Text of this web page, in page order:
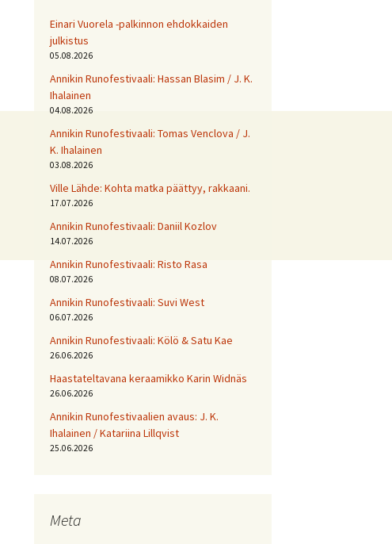
Einari Vuorela -palkinnon ehdokkaiden
julkistus
05.08.2026
Annikin Runofestivaali: Has­san Bla­sim / J. K.
Ihalainen
04.08.2026
Annikin Runofestivaali: Tomas Venclova / J.
K. Ihalainen
03.08.2026
Ville Lähde: Kohta matka päättyy, rakkaani.
17.07.2026
Annikin Runofestivaali: Daniil Kozlov
14.07.2026
Annikin Runofestivaali: Risto Rasa
08.07.2026
Annikin Runofestivaali: Suvi West
06.07.2026
Annikin Runofestivaali: Kölö & Satu Kae
26.06.2026
Haastateltavana keraamikko Karin Widnäs
26.06.2026
Annikin Runofestivaalien avaus: J. K.
Ihalainen / Katariina Lillqvist
25.06.2026
Meta